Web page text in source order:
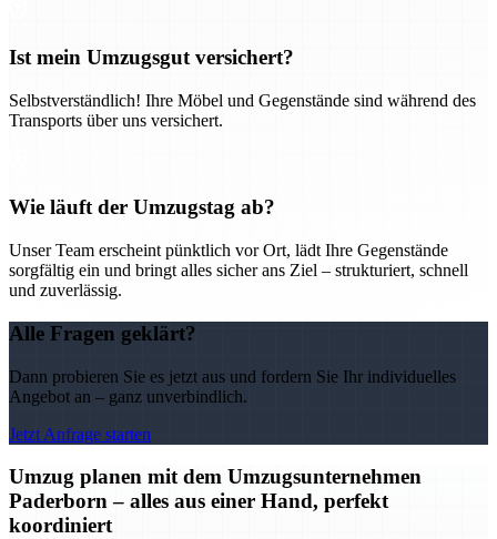
Ist mein Umzugsgut versichert?
Selbstverständlich! Ihre Möbel und Gegenstände sind während des
Transports über uns versichert.
Wie läuft der Umzugstag ab?
Unser Team erscheint pünktlich vor Ort, lädt Ihre Gegenstände
sorgfältig ein und bringt alles sicher ans Ziel – strukturiert, schnell
und zuverlässig.
Alle Fragen geklärt?
Dann probieren Sie es jetzt aus und fordern Sie Ihr individuelles
Angebot an – ganz unverbindlich.
Jetzt Anfrage starten
Umzug planen mit dem Umzugsunternehmen
Paderborn – alles aus einer Hand, perfekt
koordiniert